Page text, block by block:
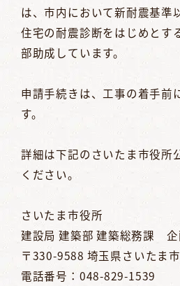
は、市内において新耐震基準
住宅の耐震診断をはじめとす
部助成しています。
申請手続きは、工事の着手前
す。
詳細は下記のさいたま市役所
ください。
さいたま市役所
建設局 建築部 建築総務課 企
〒330-9588 埼玉県さいたま
電話番号：048-829-1539